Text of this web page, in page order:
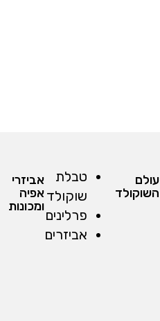
עולם
השוקולד
טבלת
שוקולד
פרלינים
אביזרים
אביזרי
אפיה
ומכונות